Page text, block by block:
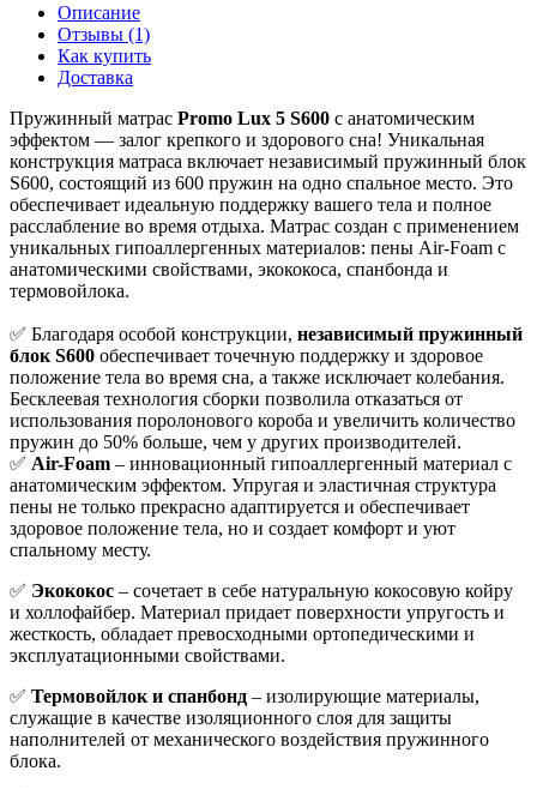
Описание
Отзывы (1)
Как купить
Доставка
Пружинный матрас Promo Lux 5 S600 с анатомическим
эффектом — залог крепкого и здорового сна! Уникальная
конструкция матраса включает независимый пружинный блок
S600, состоящий из 600 пружин на одно спальное место. Это
обеспечивает идеальную поддержку вашего тела и полное
расслабление во время отдыха. Матрас создан с применением
уникальных гипоаллергенных материалов: пены Air-Foam с
анатомическими свойствами, экококоса, спанбонда и
термовойлока.
✅ Благодаря особой конструкции, независимый пружинный
блок S600 обеспечивает точечную поддержку и здоровое
положение тела во время сна, а также исключает колебания.
Бесклеевая технология сборки позволила отказаться от
использования поролонового короба и увеличить количество
пружин до 50% больше, чем у других производителей.
✅ Air-Foam – инновационный гипоаллергенный материал с
анатомическим эффектом. Упругая и эластичная структура
пены не только прекрасно адаптируется и обеспечивает
здоровое положение тела, но и создает комфорт и уют
спальному месту.
✅ Экококос – сочетает в себе натуральную кокосовую койру
и холлофайбер. Материал придает поверхности упругость и
жесткость, обладает превосходными ортопедическими и
эксплуатационными свойствами.
✅ Термовойлок и спанбонд – изолирующие материалы,
служащие в качестве изоляционного слоя для защиты
наполнителей от механического воздействия пружинного
блока.